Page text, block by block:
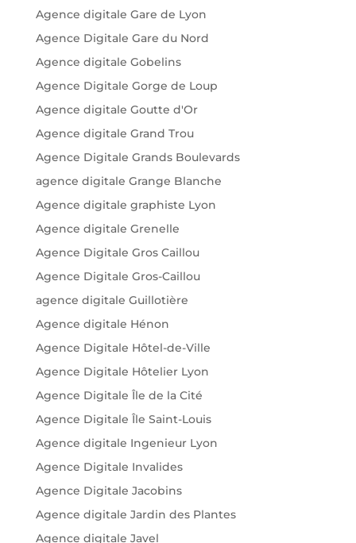
Agence digitale Gare de Lyon
Agence Digitale Gare du Nord
Agence digitale Gobelins
Agence Digitale Gorge de Loup
Agence digitale Goutte d'Or
Agence digitale Grand Trou
Agence Digitale Grands Boulevards
agence digitale Grange Blanche
Agence digitale graphiste Lyon
Agence digitale Grenelle
Agence Digitale Gros Caillou
Agence Digitale Gros-Caillou
agence digitale Guillotière
Agence digitale Hénon
Agence Digitale Hôtel-de-Ville
Agence Digitale Hôtelier Lyon
Agence Digitale Île de la Cité
Agence Digitale Île Saint-Louis
Agence digitale Ingenieur Lyon
Agence Digitale Invalides
Agence Digitale Jacobins
Agence digitale Jardin des Plantes
Agence digitale Javel